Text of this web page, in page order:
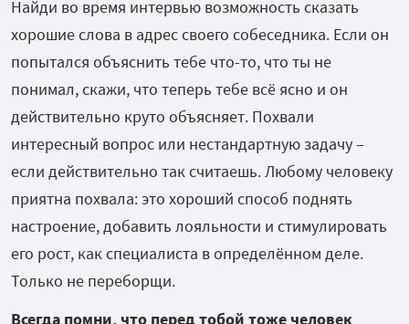
Найди во время интервью возможность сказать
хорошие слова в адрес своего собеседника. Если он
попытался объяснить тебе что-то, что ты не
понимал, скажи, что теперь тебе всё ясно и он
действительно круто объясняет. Похвали
интересный вопрос или нестандартную задачу –
если действительно так считаешь. Любому человеку
приятна похвала: это хороший способ поднять
настроение, добавить лояльности и стимулировать
его рост, как специалиста в определённом деле.
Только не переборщи.
Всегда помни, что перед тобой тоже человек